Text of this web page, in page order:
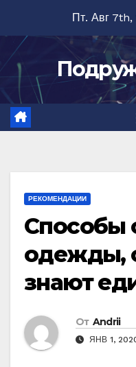
содержимому
Пт. Авг 7th,
РЕКОМЕНДАЦИИ
Способы
одежды,
знают
От Andrii
ЯНВ 1,